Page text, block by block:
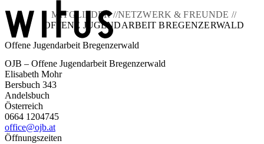
Blog
Über uns
Projekte
Mitglieder
Service
KEM witus
Kontakt
MITGLIEDER //NETZWERK & FREUNDE //
OFFENE JUGENDARBEIT BREGENZERWALD
Offene Jugendarbeit Bregenzerwald
OJB – Offene Jugendarbeit Bregenzerwald
Elisabeth Mohr
Bersbuch 343
Andelsbuch
Österreich
0664 1204745
office@ojb.at
Öffnungszeiten